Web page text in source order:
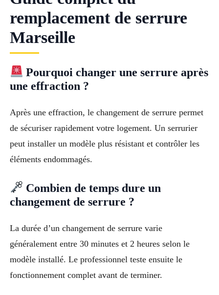
remplacement de serrure
Marseille
Pourquoi changer une serrure après
une effraction ?
Après une effraction, le changement de serrure permet
de sécuriser rapidement votre logement. Un serrurier
peut installer un modèle plus résistant et contrôler les
éléments endommagés.
Combien de temps dure un
changement de serrure ?
La durée d’un changement de serrure varie
généralement entre 30 minutes et 2 heures selon le
modèle installé. Le professionnel teste ensuite le
fonctionnement complet avant de terminer.